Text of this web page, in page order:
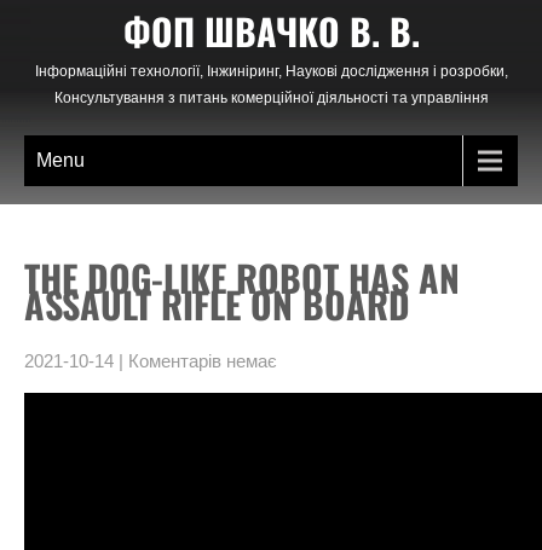
content
ФОП ШВАЧКО В. В.
Інформаційні технології, Інжиніринг, Наукові дослідження і розробки,
Консультування з питань комерційної діяльності та управління
Menu
THE DOG-LIKE ROBOT HAS AN
ASSAULT RIFLE ON BOARD
2021-10-14 | Коментарів немає